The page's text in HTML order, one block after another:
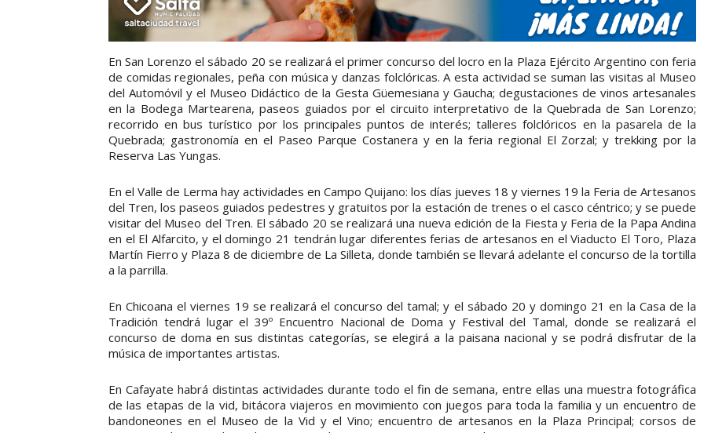
En San Lorenzo el sábado 20 se realizará el primer concurso del locro en la Plaza Ejército Argentino con feria
de comidas regionales, peña con música y danzas folclóricas. A esta actividad se suman las visitas al Museo
del Automóvil y el Museo Didáctico de la Gesta Güemesiana y Gaucha; degustaciones de vinos artesanales
en la Bodega Martearena, paseos guiados por el circuito interpretativo de la Quebrada de San Lorenzo;
recorrido en bus turístico por los principales puntos de interés; talleres folclóricos en la pasarela de la
Quebrada; gastronomía en el Paseo Parque Costanera y en la feria regional El Zorzal; y trekking por la
Reserva Las Yungas.
En el Valle de Lerma hay actividades en Campo Quijano: los días jueves 18 y viernes 19 la Feria de Artesanos
del Tren, los paseos guiados pedestres y gratuitos por la estación de trenes o el casco céntrico; y se puede
visitar del Museo del Tren. El sábado 20 se realizará una nueva edición de la Fiesta y Feria de la Papa Andina
en el El Alfarcito, y el domingo 21 tendrán lugar diferentes ferias de artesanos en el Viaducto El Toro, Plaza
Martín Fierro y Plaza 8 de diciembre de La Silleta, donde también se llevará adelante el concurso de la tortilla
a la parrilla.
En Chicoana el viernes 19 se realizará el concurso del tamal; y el sábado 20 y domingo 21 en la Casa de la
Tradición tendrá lugar el 39º Encuentro Nacional de Doma y Festival del Tamal, donde se realizará el
concurso de doma en sus distintas categorías, se elegirá a la paisana nacional y se podrá disfrutar de la
música de importantes artistas.
En Cafayate habrá distintas actividades durante todo el fin de semana, entre ellas una muestra fotográfica
de las etapas de la vid, bitácora viajeros en movimiento con juegos para toda la familia y un encuentro de
bandoneones en el Museo de la Vid y el Vino; encuentro de artesanos en la Plaza Principal; corsos de